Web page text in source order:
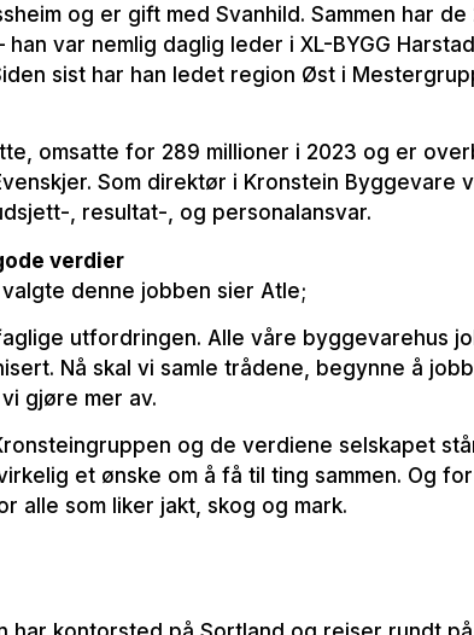
og er gift med Svanhild. Sammen har
var nemlig daglig leder i XL-BYGG
sist har han ledet region Øst i
omsatte for 289 millioner i 2023 og er
Som direktør i Kronstein Byggevare
, resultat-, og personalansvar.
verdier
denne jobben sier Atle;
utfordringen. Alle våre byggevarehus
Nå skal vi samle trådene, begynne å
gjøre mer av.
og de verdiene selskapet
et ønske om å få til ting sammen. Og
alle som liker jakt, skog og mark.